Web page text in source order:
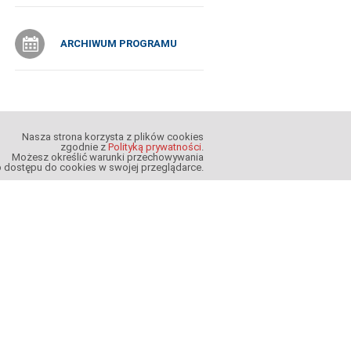
ARCHIWUM PROGRAMU
Nasza strona korzysta z plików cookies
zgodnie z Polityką prywatności
Możesz określić warunki przechowywania
dostępu do cookies w swojej przeglądarce.